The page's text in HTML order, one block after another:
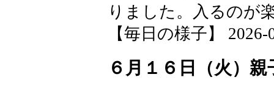
りました。入るのが
【毎日の様子】
６月１６日（火）